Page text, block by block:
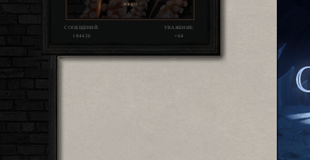
СООБЩЕНИЙ:
184426
УВАЖЕНИЕ:
+64